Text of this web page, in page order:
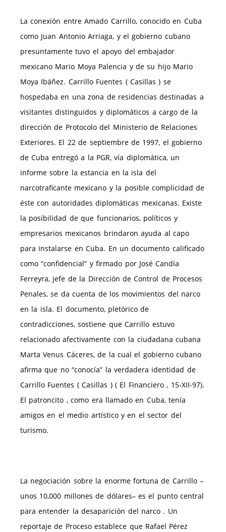
La conexión entre Amado Carrillo, conocido en Cuba
como Juan Antonio Arriaga, y el gobierno cubano
presuntamente tuvo el apoyo del embajador
mexicano Mario Moya Palencia y de su hijo Mario
Moya Ibáñez. Carrillo Fuentes ( Casillas ) se
hospedaba en una zona de residencias destinadas a
visitantes distinguidos y diplomáticos a cargo de la
dirección de Protocolo del Ministerio de Relaciones
Exteriores. El 22 de septiembre de 1997, el gobierno
de Cuba entregó a la PGR, vía diplomática, un
informe sobre la estancia en la isla del
narcotraficante mexicano y la posible complicidad de
éste con autoridades diplomáticas mexicanas. Existe
la posibilidad de que funcionarios, políticos y
empresarios mexicanos brindaron ayuda al capo
para instalarse en Cuba. En un documento calificado
como “confidencial” y firmado por José Candía
Ferreyra, jefe de la Dirección de Control de Procesos
Penales, se da cuenta de los movimientos del narco
en la isla. El documento, pletórico de
contradicciones, sostiene que Carrillo estuvo
relacionado afectivamente con la ciudadana cubana
Marta Venus Cáceres, de la cual el gobierno cubano
afirma que no “conocía” la verdadera identidad de
Carrillo Fuentes ( Casillas ) ( El Financiero , 15-XII-97).
El patroncito , como era llamado en Cuba, tenía
amigos en el medio artístico y en el sector del
turismo.
La negociación sobre la enorme fortuna de Carrillo –
unos 10,000 millones de dólares– es el punto central
para entender la desaparición del narco . Un
reportaje de Proceso establece que Rafael Pérez